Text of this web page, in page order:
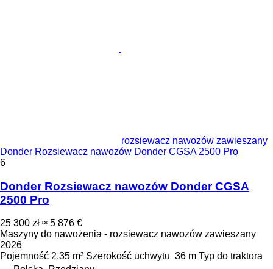
rozsiewacz nawozów zawieszany
Donder Rozsiewacz nawozów Donder CGSA 2500 Pro
6
Donder Rozsiewacz nawozów Donder CGSA
2500 Pro
25 300 zł ≈ 5 876 €
Maszyny do nawożenia - rozsiewacz nawozów zawieszany
2026
Pojemność 2,35 m³ Szerokość uchwytu 36 m Typ do traktora